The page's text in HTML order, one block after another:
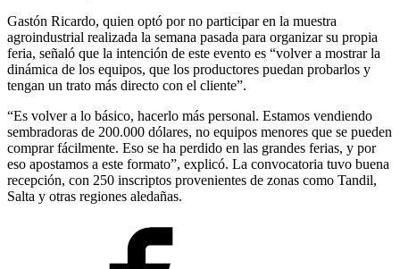
Gastón Ricardo, quien optó por no participar en la muestra
agroindustrial realizada la semana pasada para organizar su propia
feria, señaló que la intención de este evento es “volver a mostrar la
dinámica de los equipos, que los productores puedan probarlos y
tengan un trato más directo con el cliente”.
“Es volver a lo básico, hacerlo más personal. Estamos vendiendo
sembradoras de 200.000 dólares, no equipos menores que se pueden
comprar fácilmente. Eso se ha perdido en las grandes ferias, y por
eso apostamos a este formato”, explicó. La convocatoria tuvo buena
recepción, con 250 inscriptos provenientes de zonas como Tandil,
Salta y otras regiones aledañas.